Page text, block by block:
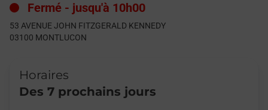
Fermé - jusqu'à 10h00
53 AVENUE JOHN FITZGERALD KENNEDY
03100 MONTLUCON
Horaires
Des 7 prochains jours